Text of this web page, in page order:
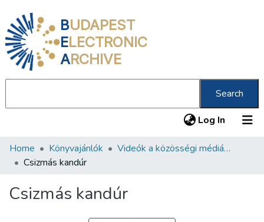
BUDAPEST
ELECTRONIC
ARCHIVE
Search
Log In (current)
Communities & Collections
Statistics
Home Könyvajánlók
Videók a közösségi médiában
Csizmás kandúr
Csizmás kandúr